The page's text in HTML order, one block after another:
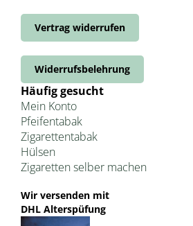
Vertrag widerrufen
Widerrufsbelehrung
Häufig gesucht
Mein Konto
Pfeifentabak
Zigarettentabak
Hülsen
Zigaretten selber machen
Wir versenden mit
DHL Alterspüfung